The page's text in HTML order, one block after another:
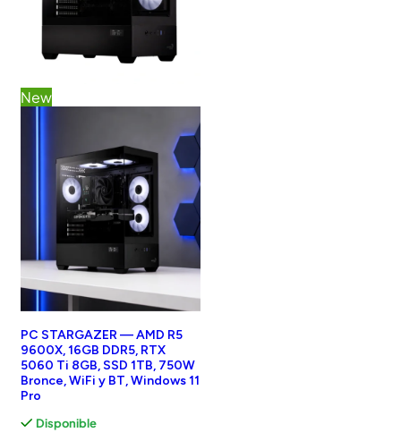
New
PC STARGAZER — AMD R5
9600X, 16GB DDR5, RTX
5060 Ti 8GB, SSD 1TB, 750W
Bronce, WiFi y BT, Windows 11
Pro
Disponible